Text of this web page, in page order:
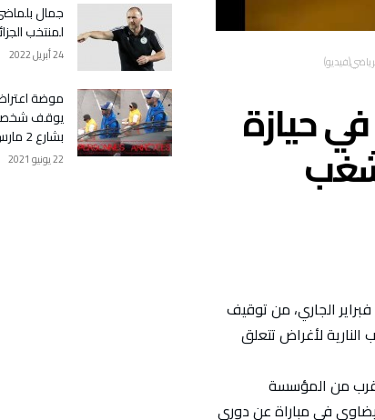
حيازة
تمكنت عناصر الشرطة بمنطقة أمن أنفا بمدينة الدار البيضاء، صباح اليوم الجمعة 28 فبراير الجاري، من توقيف
النارية لأغراض تتعلق
من المؤسسة
في مباراة عن دوري
جمال
لمنتخب
24 أبريل 2022
موضة
يوقف
بشارع 2 مارس
22 يونيو 2021